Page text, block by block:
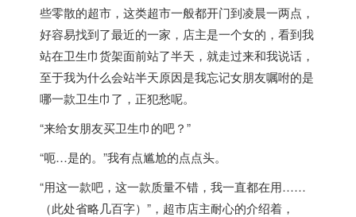
些零散的超市，这类超市一般都开门到凌晨一两点，
好容易找到了最近的一家，店主是一个女的，看到我
站在卫生巾货架面前站了半天，就走过来和我说话，
至于我为什么会站半天原因是我忘记女朋友嘱咐的是
哪一款卫生巾了，正犯愁呢。
“来给女朋友买卫生巾的吧？”
“呃…是的。”我有点尴尬的点点头。
“用这一款吧，这一款质量不错，我一直都在用……
（此处省略几百字）”，超市店主耐心的介绍着，